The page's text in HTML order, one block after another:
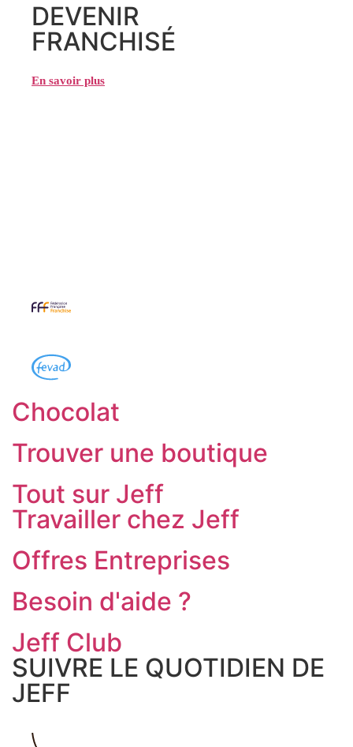
DEVENIR
FRANCHISÉ
En savoir plus
Chocolat
Trouver une boutique
Tout sur Jeff
Travailler chez Jeff
Offres Entreprises
Besoin d'aide ?
Jeff Club
SUIVRE LE QUOTIDIEN DE
JEFF